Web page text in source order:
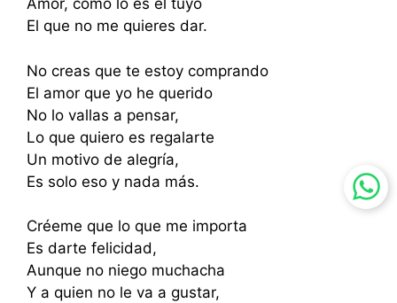
Amor, como lo es el tuyo
El que no me quieres dar.
No creas que te estoy comprando
El amor que yo he querido
No lo vallas a pensar,
Lo que quiero es regalarte
Un motivo de alegría,
Es solo eso y nada más.
Créeme que lo que me importa
Es darte felicidad,
Aunque no niego muchacha
Y a quien no le va a gustar,